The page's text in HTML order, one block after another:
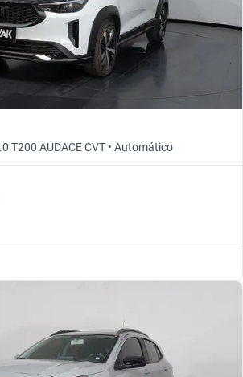
T200 AUDACE CVT • Automático